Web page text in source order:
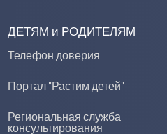
ДЕТЯМ и РОДИТЕЛЯМ
Телефон доверия
Портал "Растим детей"
Региональная служба
консультирования